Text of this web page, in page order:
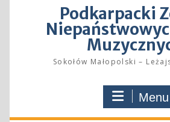
Podkarpacki
Sokołów Małopolski –
Menu